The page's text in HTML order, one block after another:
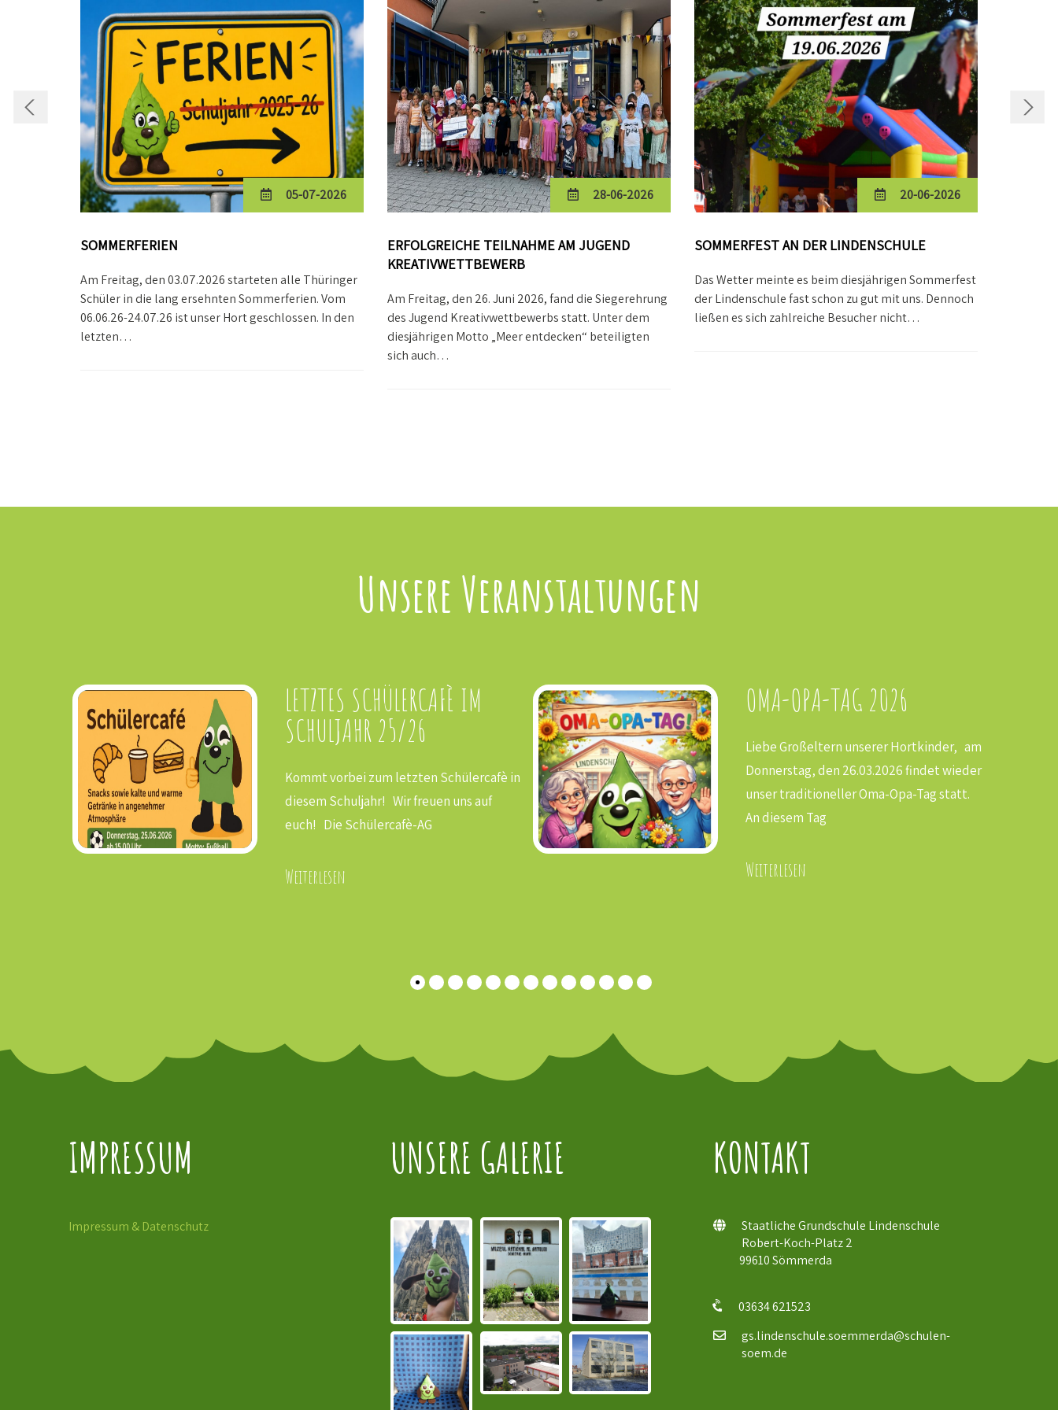
05-07-2026
SOMMERFERIEN
Am Freitag, den 03.07.2026 starteten alle Thüringer
Schüler in die lang ersehnten Sommerferien. Vom
06.06.26-24.07.26 ist unser Hort geschlossen. In den
letzten…
28-06-2026
ERFOLGREICHE TEILNAHME AM JUGEND
KREATIVWETTBEWERB
Am Freitag, den 26. Juni 2026, fand die Siegerehrung
des Jugend Kreativwettbewerbs statt. Unter dem
diesjährigen Motto „Meer entdecken“ beteiligten
sich auch…
20-06-2026
SOMMERFEST AN DER LINDENSCHULE
Das Wetter meinte es beim diesjährigen Sommerfest
der Lindenschule fast schon zu gut mit uns. Dennoch
ließen es sich zahlreiche Besucher nicht…
Unsere Veranstaltungen
LETZTES SCHÜLERCAFÈ IM
SCHULJAHR 25/26
Kommt vorbei zum letzten Schülercafè in
diesem Schuljahr! Wir freuen uns auf
euch! Die Schülercafè-AG
Weiterlesen
OMA-OPA-TAG 2026
Liebe Großeltern unserer Hortkinder, am
Donnerstag, den 26.03.2026 findet wieder
unser traditioneller Oma-Opa-Tag statt.
An diesem Tag
Weiterlesen
IMPRESSUM
Impressum & Datenschutz
UNSERE GALERIE KONTAKT
Staatliche Grundschule Lindenschule
Robert-Koch-Platz 2
99610 Sömmerda
03634 621523
gs.lindenschule.soemmerda@schulen-
soem.de